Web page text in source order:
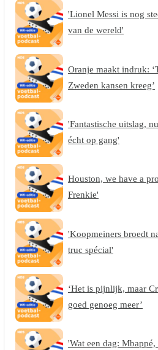
'Lionel Messi is nog
van de wereld'
Oranje maakt indruk:
Zweden kansen kreeg’
'Fantastische uitslag,
écht op gang'
Houston, we have a
Frenkie'
'Koopmeiners broedt
truc spécial'
‘Het is pijnlijk, maar
goed genoeg meer’
'Wat een dag: